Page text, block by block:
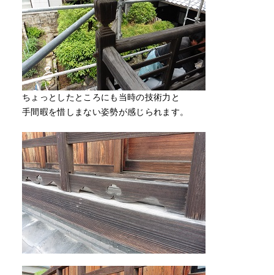
ちょっとしたところにも当時の技術力と
手間暇を惜しまない姿勢が感じられます。